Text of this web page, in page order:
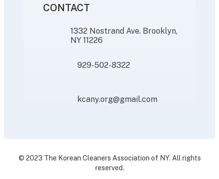
CONTACT
1332 Nostrand Ave. Brooklyn,
NY 11226
929-502-8322
kcany.org@gmail.com
© 2023 The Korean Cleaners Association of NY. All rights
reserved.